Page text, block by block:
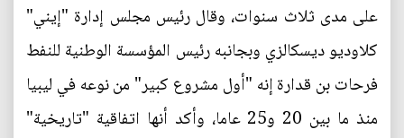
على مدى ثلاث سنوات، وقال رئيس مجلس إدارة "إيني"
كلاوديو ديسكالزي وبجانبه رئيس المؤسسة الوطنية للنفط
فرحات بن قدارة إنه "أول مشروع كبير" من نوعه في ليبيا
منذ ما بين 20 و25 عاما، وأكد أنها اتفاقية "تاريخية"